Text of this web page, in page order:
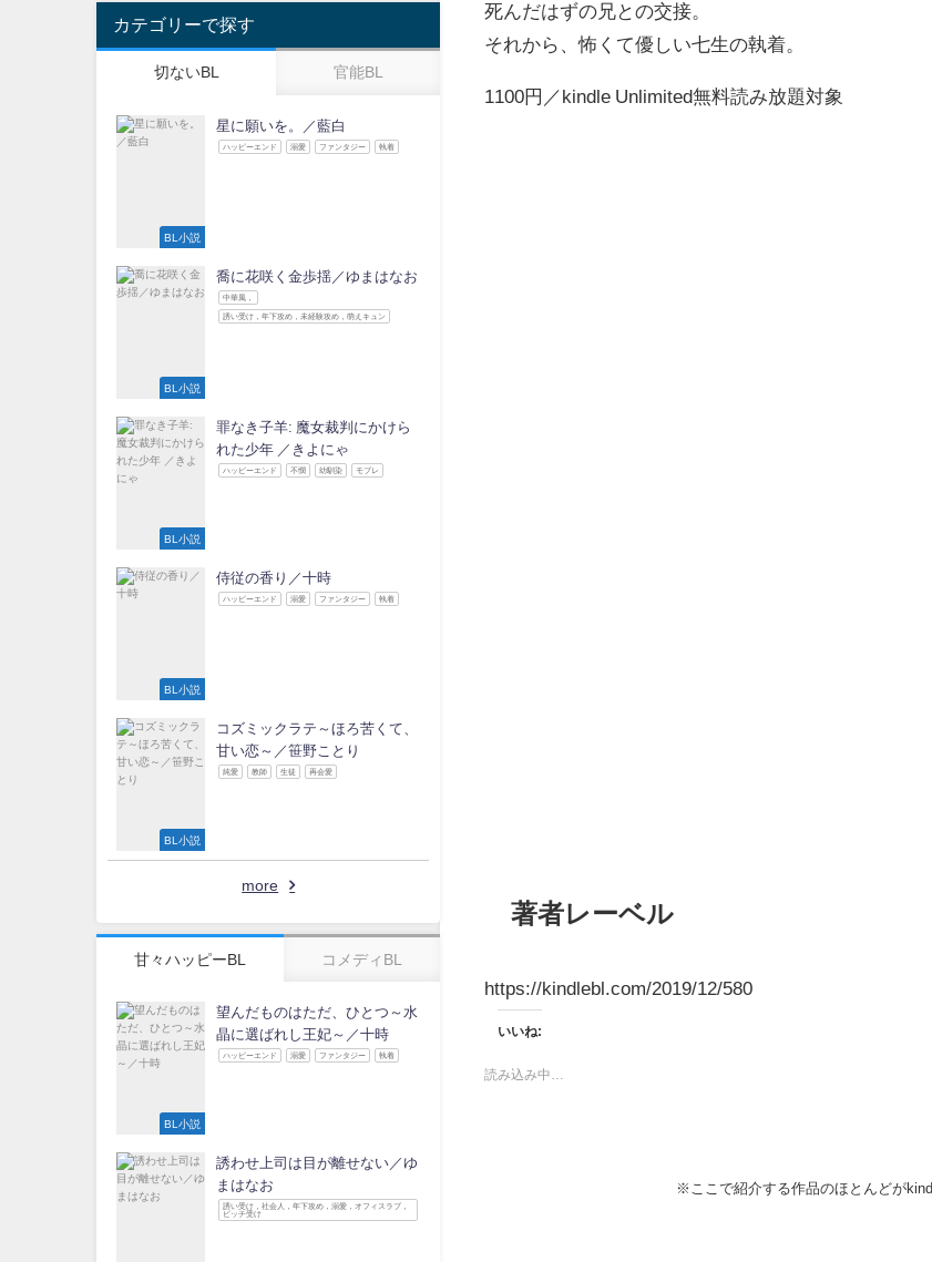
死んだはずの兄との交接。
それから、怖くて優しい七生の執着。
1100円／kindle Unlimited無料読み放題対象
著者レーベル
https://kindlebl.com/2019/12/580
いいね:
読み込み中…
※ここで紹介する作品のほとんどが
カテゴリーで探す
切ないBL 官能BL
BL小説
星に願いを。／藍白
ハッピーエンド 溺愛 ファンタジー 執着
BL小説
喬に花咲く金歩揺／ゆまはなお
中華風，
誘い受け，年下攻め，未経験攻め，萌えキュン
BL小説
罪なき子羊: 魔女裁判にかけら
れた少年 ／きよにゃ
ハッピーエンド 不憫 幼馴染 モブレ
BL小説
侍従の香り／十時
ハッピーエンド 溺愛 ファンタジー 執着
BL小説
コズミックラテ～ほろ苦くて、
甘い恋～／笹野ことり
純愛 教師 生徒 再会愛
more
甘々ハッピーBL コメディBL
BL小説
望んだものはただ、ひとつ～水
晶に選ばれし王妃～／十時
ハッピーエンド 溺愛 ファンタジー 執着
誘わせ上司は目が離せない／ゆ
まはなお
誘い受け，社会人，年下攻め，溺愛，オフィスラブ，
ビッチ受け